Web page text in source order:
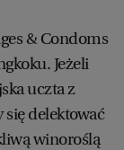
& Condoms
Jeżeli
uczta z
delektować
winoroślą